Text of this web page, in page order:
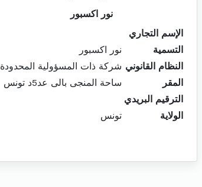
نور اكسبور
الإسم التجاري
التسمية
نور اكسبور
النظام القانوني شركة ذات المسؤولية المحدودة
المقر
ساحة المنجى بالى عد5د تونس
الترقيم البريدي
الولاية
تونس